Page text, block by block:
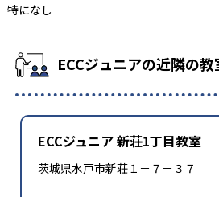
特になし
ECCジュニアの近隣の教
ECCジュニア 新荘1丁目教室
茨城県水戸市新荘１－７－３７